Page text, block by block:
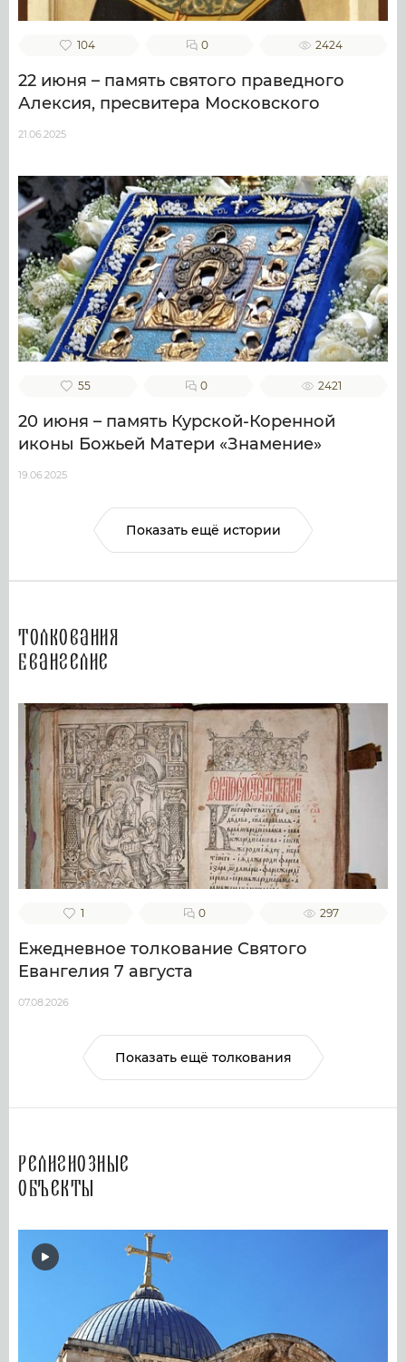
104 0 2424
22 июня – память святого праведного
Алексия, пресвитера Московского
21.06.2025
55 0 2421
20 июня – память Курской-Коренной
иконы Божьей Матери «Знамение»
19.06.2025
Показать ещё истории
Толкования
Евангелие
1 0 297
Ежедневное толкование Святого
Евангелия 7 августа
07.08.2026
Показать ещё толкования
Религиозные
объекты